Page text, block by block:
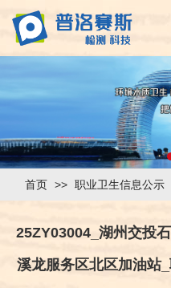
首页 >> 职业卫生信息公示
25ZY03004_湖州交投
溪龙服务区北区加油站